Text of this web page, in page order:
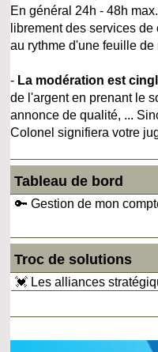
En général 24h - 48h
librement des services
au rythme d'une feuille de
- La modération est
de l'argent en prenant le
annonce de qualité, ...
Colonel signifiera votre
Tableau de bord
🔑 Gestion de mon
Troc de solutions
💓 Les alliances